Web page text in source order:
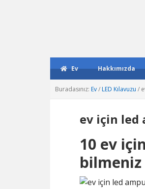
Ev Hakkımızda
Buradasınız: Ev/ LED Kılavuzu /
ev için led
10 ev